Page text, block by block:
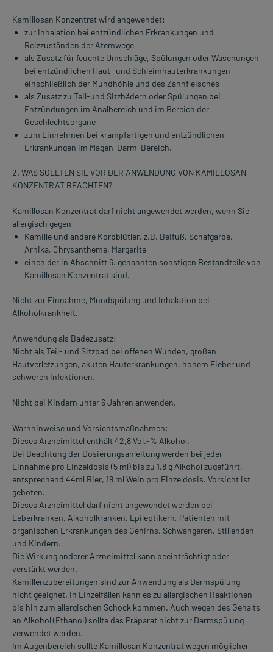
Kamillosan Konzentrat wird angewendet:
zur Inhalation bei entzündlichen Erkrankungen und
Reizzuständen der Atemwege
als Zusatz für feuchte Umschläge, Spülungen oder Waschungen
bei entzündlichen Haut- und Schleimhauterkrankungen
einschließlich der Mundhöhle und des Zahnfleisches
als Zusatz zu Teil-und Sitzbädern oder Spülungen bei
Entzündungen im Analbereich und im Bereich der
Geschlechtsorgane
zum Einnehmen bei krampfartigen und entzündlichen
Erkrankungen im Magen-Darm-Bereich.
2. WAS SOLLTEN SIE VOR DER ANWENDUNG VON KAMILLOSAN
KONZENTRAT BEACHTEN?
Kamillosan Konzentrat darf nicht angewendet werden, wenn Sie
allergisch gegen
Kamille und andere Korbblütler, z.B. Beifuß, Schafgarbe,
Arnika, Chrysantheme, Margerite
einen der in Abschnitt 6. genannten sonstigen Bestandteile von
Kamillosan Konzentrat sind.
Nicht zur Einnahme, Mundspülung und Inhalation bei
Alkoholkrankheit.
Anwendung als Badezusatz:
Nicht als Teil- und Sitzbad bei offenen Wunden, großen
Hautverletzungen, akuten Hauterkrankungen, hohem Fieber und
schweren Infektionen.
Nicht bei Kindern unter 6 Jahren anwenden.
Warnhinweise und Vorsichtsmaßnahmen:
Dieses Arzneimittel enthält 42,8 Vol.-% Alkohol.
Bei Beachtung der Dosierungsanleitung werden bei jeder
Einnahme pro Einzeldosis (5 ml) bis zu 1,8 g Alkohol zugeführt,
entsprechend 44ml Bier, 19 ml Wein pro Einzeldosis. Vorsicht ist
geboten.
Dieses Arzneimittel darf nicht angewendet werden bei
Leberkranken, Alkoholkranken, Epileptikern, Patienten mit
organischen Erkrankungen des Gehirns, Schwangeren, Stillenden
und Kindern.
Die Wirkung anderer Arzneimittel kann beeinträchtigt oder
verstärkt werden.
Kamillenzubereitungen sind zur Anwendung als Darmspülung
nicht geeignet. In Einzelfällen kann es zu allergischen Reaktionen
bis hin zum allergischen Schock kommen. Auch wegen des Gehalts
an Alkohol (Ethanol) sollte das Präparat nicht zur Darmspülung
verwendet werden.
Im Augenbereich sollte Kamillosan Konzentrat wegen möglicher